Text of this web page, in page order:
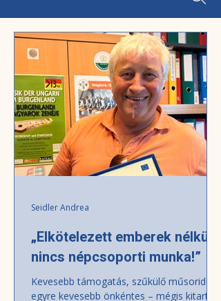
„Elkötelezett emberek nélkül
nincs népcsoporti munka!”
Kevesebb támogatás, szűkülő műsoridő,
egyre kevesebb önkéntes – mégis kitart a
Seidler Andrea